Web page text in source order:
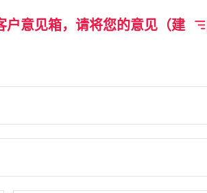
意见箱，请将您的意见（建